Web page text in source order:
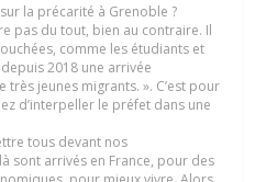
la précarité à Grenoble ?
pas du tout, bien au contraire. Il
comme les étudiants et
2018 une arrivée
jeunes migrants. ». C’est pour
d’interpeller le préfet dans une
tous devant nos
sont arrivés en France, pour des